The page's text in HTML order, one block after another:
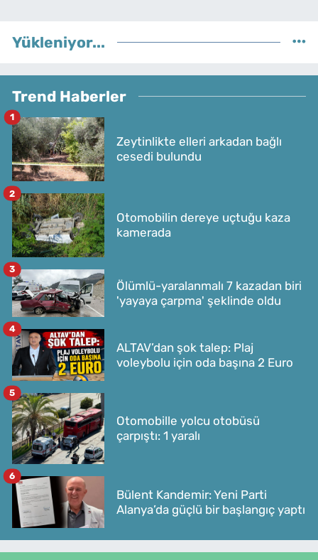
Yükleniyor...
Trend Haberler
Zeytinlikte elleri arkadan bağlı
cesedi bulundu
1
Otomobilin dereye uçtuğu kaza
kamerada
2
Ölümlü-yaralanmalı 7 kazadan biri
'yayaya çarpma' şeklinde oldu
3
ALTAV’dan şok talep: Plaj
voleybolu için oda başına 2 Euro
4
Otomobille yolcu otobüsü
çarpıştı: 1 yaralı
5
Bülent Kandemir: Yeni Parti
Alanya’da güçlü bir başlangıç yaptı
6